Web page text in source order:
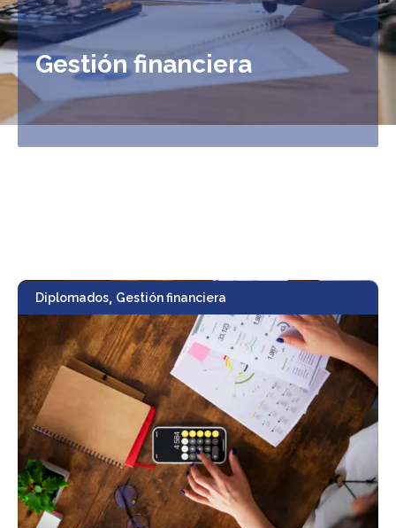
Gestión financiera
Diplomados Gestión financiera